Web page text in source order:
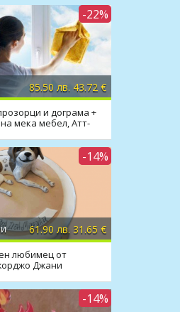
-22%
85.50 лв. 43.72 €
и дограма +
мека мебел, Атт-
-14%
61.90 лв. 31.65 €
любимец от
Джани
-14%